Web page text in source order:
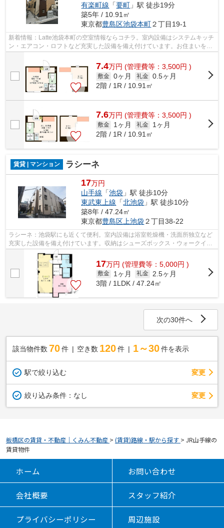
有楽町線 「要町 」駅 徒歩19分
築5年 / 10.91㎡
東京都豊島区池袋本町２丁目19-1
新着情報：Latte池袋本町の空室情報ならコチラ。室内設備はシステムキッチ
ン・エアコン・ロフトなど充実した設備を備え付けています。お住まいをお
探しなら、7.5万円の物件はいかがで...
7.4万円 (管理費等：3,500円 )
敷金 0ヶ月 礼金 0.5ヶ月
2階 / 1R / 10.91㎡
7.6万円 (管理費等：3,500円 )
敷金 1ヶ月 礼金
1ヶ月
2階 / 1R / 10.91㎡
賃貸 | マンション ラシーネ
17万円
山手線 「池袋 」駅 徒歩10分
東武東上線 「北池袋 」駅 徒歩10分
築8年 / 47.24㎡
東京都豊島区上池袋２丁目38-22
ラシーネ：池袋駅にも近くて便利。室内設備は浴室乾燥機・洗面所独立など
充実した設備を備え付けています。収納はシューズボックス・ウォークイン
クロゼットなどが備え付けられている...
17万円 (管理費等：5,000円 )
敷金 1ヶ月 礼金
2.5ヶ月
3階 / 1LDK / 47.24㎡
次の30件へ
該当物件数 70件 空き数 120 件 1～30 件を表示
駅で絞り込む 変更
絞り込み条件： なし 変更
板橋区の賃貸・不動産｜くみん不動産 > (賃貸)路線・駅から探す > JR山手線の
賃貸物件
ホーム お問い合わせ
会社概要 スタッフ紹介
プライバシーポリシー 周辺施設